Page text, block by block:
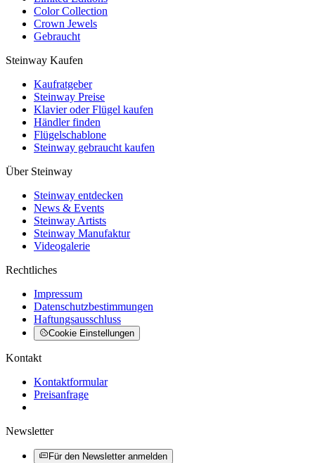
Color Collection
Crown Jewels
Gebraucht
Steinway Kaufen
Kaufratgeber
Steinway Preise
Klavier oder Flügel kaufen
Händler finden
Flügelschablone
Steinway gebraucht kaufen
Über Steinway
Steinway entdecken
News & Events
Steinway Artists
Steinway Manufaktur
Videogalerie
Rechtliches
Impressum
Datenschutzbestimmungen
Haftungsausschluss
Cookie Einstellungen
Kontakt
Kontaktformular
Preisanfrage
Newsletter
Für den Newsletter anmelden